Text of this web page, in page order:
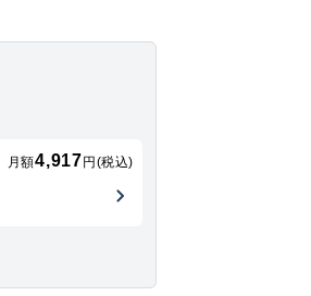
月額4,917 円(税込)